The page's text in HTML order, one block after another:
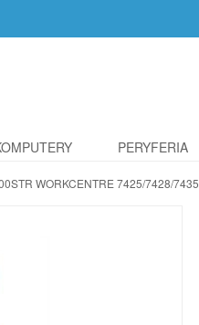
PERYFERIA
WORKCENTRE 7425/7428/7435